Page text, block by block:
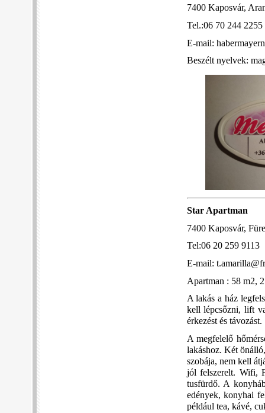
7400 Kaposvár,
Tel.:06 70 244
E-mail:
Beszélt nyelvek:
Star Apartman
7400 Kaposvár,
Tel:06 20 259 9113
E-mail:
Apartman : 58 m2,
A lakás a ház
kell lépcsőzni, lift
érkezést és távozást.
A megfelelő
lakáshoz. Két
szobája, nem kell
jól felszerelt. Wifi,
tusfürdő. A
edények, konyhai
például tea, kávé,